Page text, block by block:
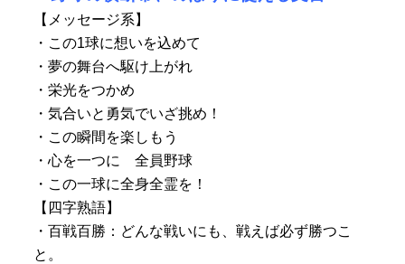
【メッセージ系】
・この1球に想いを込めて
・夢の舞台へ駆け上がれ
・栄光をつかめ
・気合いと勇気でいざ挑め！
・この瞬間を楽しもう
・心を一つに 全員野球
・この一球に全身全霊を！
【四字熟語】
・百戦百勝：どんな戦いにも、戦えば必ず勝つこ
と。